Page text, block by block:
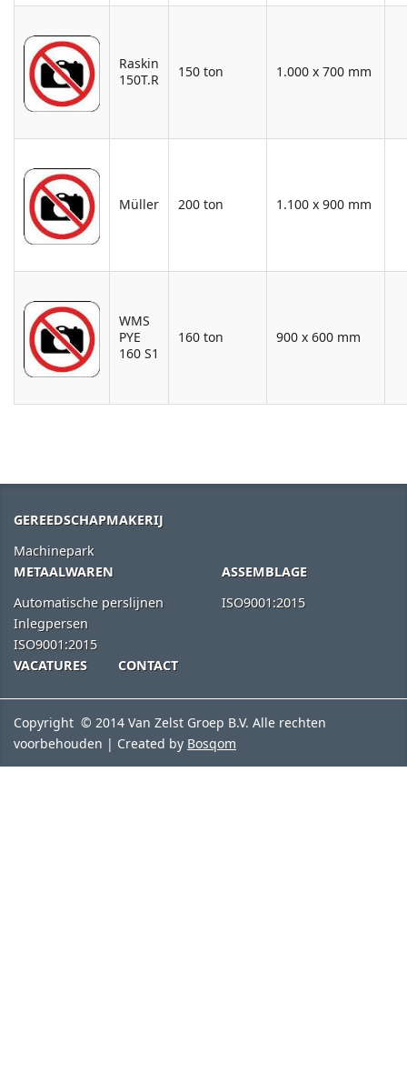
Raskin
150T.R
150 ton 1.000 x 700 mm
Müller 200 ton 1.100 x 900 mm
WMS
PYE
160 S1
160 ton 900 x 600 mm
GEREEDSCHAPMAKERIJ
Machinepark
METAALWAREN
Automatische perslijnen
Inlegpersen
ISO9001:2015
ASSEMBLAGE
ISO9001:2015
VACATURES CONTACT
Copyright © 2014 Van Zelst Groep B.V. Alle rechten
voorbehouden | Created by Bosqom